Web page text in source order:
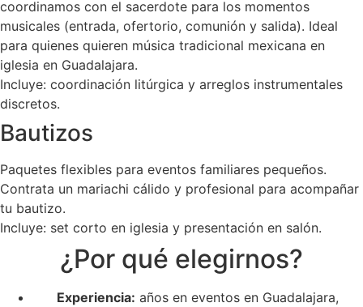
coordinamos con el sacerdote para los momentos
musicales (entrada, ofertorio, comunión y salida). Ideal
para quienes quieren música tradicional mexicana en
iglesia en Guadalajara.
Incluye: coordinación litúrgica y arreglos instrumentales
discretos.
Bautizos
Paquetes flexibles para eventos familiares pequeños.
Contrata un mariachi cálido y profesional para acompañar
tu bautizo.
Incluye: set corto en iglesia y presentación en salón.
¿Por qué elegirnos?
Experiencia: años en eventos en Guadalajara,